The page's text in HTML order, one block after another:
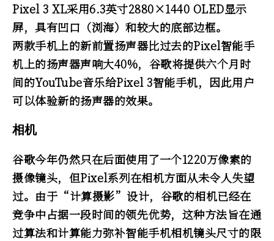
Pixel 3 XL采用6.3英寸2880×1440 OLED显示
屏，具有凹口（浏海）和较大的底部边框。
两款手机上的新前置扬声器比过去的Pixel智能手
机上的扬声器声响大40%，谷歌将提供六个月时
间的YouTube音乐给Pixel 3智能手机，因此用户
可以体验新的扬声器的效果。
相机
谷歌今年仍然只在后面使用了一个1220万像素的
摄像镜头，但Pixel系列在相机方面从未令人失望
过。由于“计算摄影”设计，谷歌的相机已经在
竞争中占据一段时间的领先优势，这种方法旨在通
过算法和计算能力弥补智能手机相机镜头尺寸的限